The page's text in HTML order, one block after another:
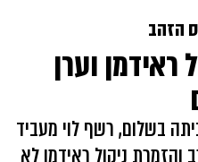
הזהב
ראידמן וערן
בשלום, רשף לוי מעביד